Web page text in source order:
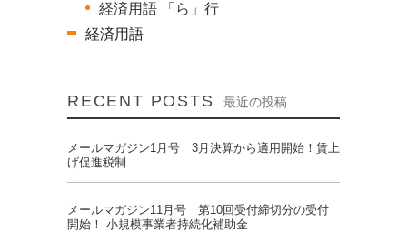
経済用語 「ら」行
経済用語
RECENT POSTS 最近の投稿
メールマガジン1月号 3月決算から適用開始！賃上
げ促進税制
メールマガジン11月号 第10回受付締切分の受付
開始！ 小規模事業者持続化補助金